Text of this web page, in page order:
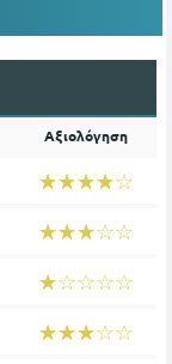
Αξιολόγηση
☆☆☆☆☆
★★★★★
☆☆☆☆☆
★★★★★
☆☆☆☆☆
★★★★★
☆☆☆☆☆
★★★★★